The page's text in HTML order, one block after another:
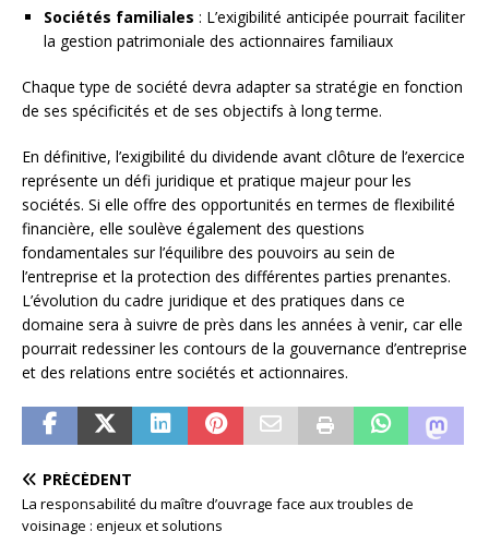
Sociétés familiales : L’exigibilité anticipée pourrait faciliter
la gestion patrimoniale des actionnaires familiaux
Chaque type de société devra adapter sa stratégie en fonction
de ses spécificités et de ses objectifs à long terme.
En définitive, l’exigibilité du dividende avant clôture de l’exercice
représente un défi juridique et pratique majeur pour les
sociétés. Si elle offre des opportunités en termes de flexibilité
financière, elle soulève également des questions
fondamentales sur l’équilibre des pouvoirs au sein de
l’entreprise et la protection des différentes parties prenantes.
L’évolution du cadre juridique et des pratiques dans ce
domaine sera à suivre de près dans les années à venir, car elle
pourrait redessiner les contours de la gouvernance d’entreprise
et des relations entre sociétés et actionnaires.
PRÉCÉDENT
La responsabilité du maître d’ouvrage face aux troubles de
voisinage : enjeux et solutions